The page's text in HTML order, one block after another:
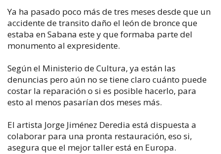
Ya ha pasado poco más de tres meses desde que un
accidente de transito daño el león de bronce que
estaba en Sabana este y que formaba parte del
monumento al expresidente.
Según el Ministerio de Cultura, ya están las
denuncias pero aún no se tiene claro cuánto puede
costar la reparación o si es posible hacerlo, para
esto al menos pasarían dos meses más.
El artista Jorge Jiménez Deredia está dispuesta a
colaborar para una pronta restauración, eso si,
asegura que el mejor taller está en Europa.